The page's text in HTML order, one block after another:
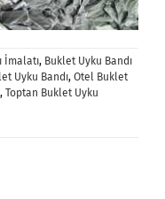
İmalatı, Buklet Uyku Bandı
Uyku Bandı, Otel Buklet
, Toptan Buklet Uyku